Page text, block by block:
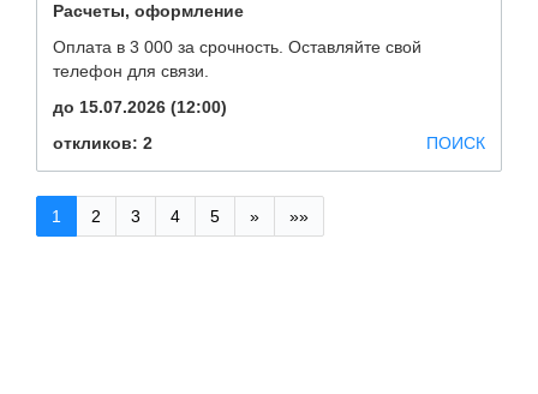
Расчеты, оформление
Оплата в 3 000 за срочность. Оставляйте свой
телефон для связи.
до 15.07.2026 (12:00)
откликов: 2
ПОИСК
1 2 3 4 5 » »»